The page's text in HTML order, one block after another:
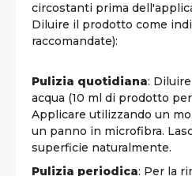
circostanti prima
Diluire il prodotto come
raccomandate):
Pulizia quotidiana:
acqua (10 ml di prodotto
Applicare utilizzando un
un panno in microfibra.
superficie naturalmente.
Pulizia periodica: Per la